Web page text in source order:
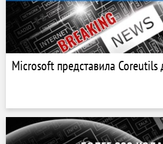
Microsoft представила Coreutils